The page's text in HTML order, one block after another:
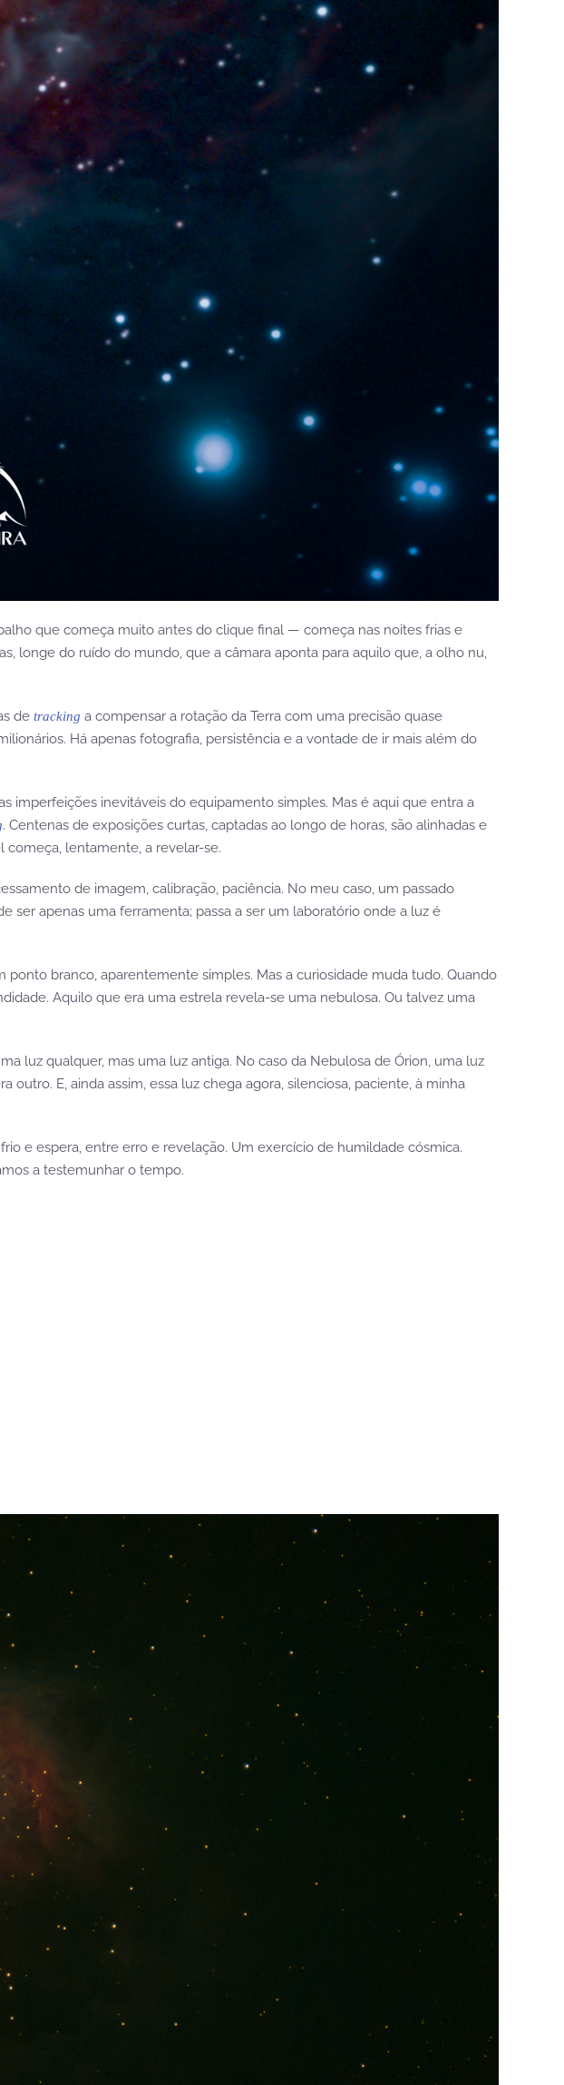
que começa muito antes do clique final — começa nas noites frias e
longe do ruído do mundo, que a câmara aponta para aquilo que, a olho nu,
de tracking a compensar a rotação da Terra com uma precisão quase
Há apenas fotografia, persistência e a vontade de ir mais além do
imperfeições inevitáveis do equipamento simples. Mas é aqui que entra a
. Centenas de exposições curtas, captadas ao longo de horas, são alinhadas e
começa, lentamente, a revelar-se.
de imagem, calibração, paciência. No meu caso, um passado
ser apenas uma ferramenta; passa a ser um laboratório onde a luz é
branco, aparentemente simples. Mas a curiosidade muda tudo. Quando
Aquilo que era uma estrela revela-se uma nebulosa. Ou talvez uma
luz qualquer, mas uma luz antiga. No caso da Nebulosa de Órion, uma luz
outro. E, ainda assim, essa luz chega agora, silenciosa, paciente, à minha
e espera, entre erro e revelação. Um exercício de humildade cósmica.
a testemunhar o tempo.